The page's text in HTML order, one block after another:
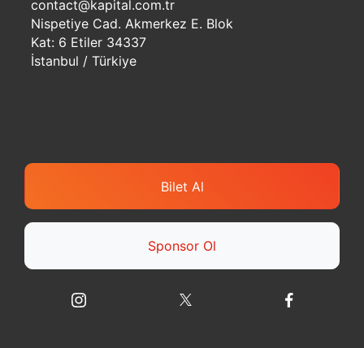
contact@kapital.com.tr
Nispetiye Cad. Akmerkez E. Blok
Kat: 6 Etiler 34337
İstanbul / Türkiye
Bilet Al
Sponsor Ol